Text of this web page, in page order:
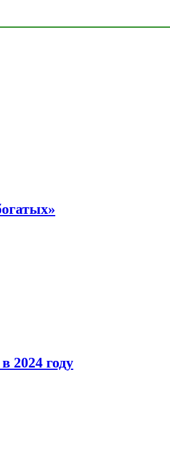
2024 году